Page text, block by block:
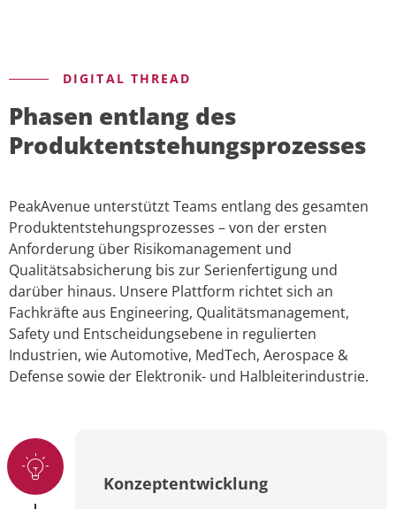
DIGITAL THREAD
Phasen entlang des
Produktentstehungsprozesses
PeakAvenue unterstützt Teams entlang des gesamten
Produktentstehungsprozesses – von der ersten
Anforderung über Risikomanagement und
Qualitätsabsicherung bis zur Serienfertigung und
darüber hinaus. Unsere Plattform richtet sich an
Fachkräfte aus Engineering, Qualitätsmanagement,
Safety und Entscheidungsebene in regulierten
Industrien, wie Automotive, MedTech, Aerospace &
Defense sowie der Elektronik- und Halbleiterindustrie.
Konzeptentwicklung